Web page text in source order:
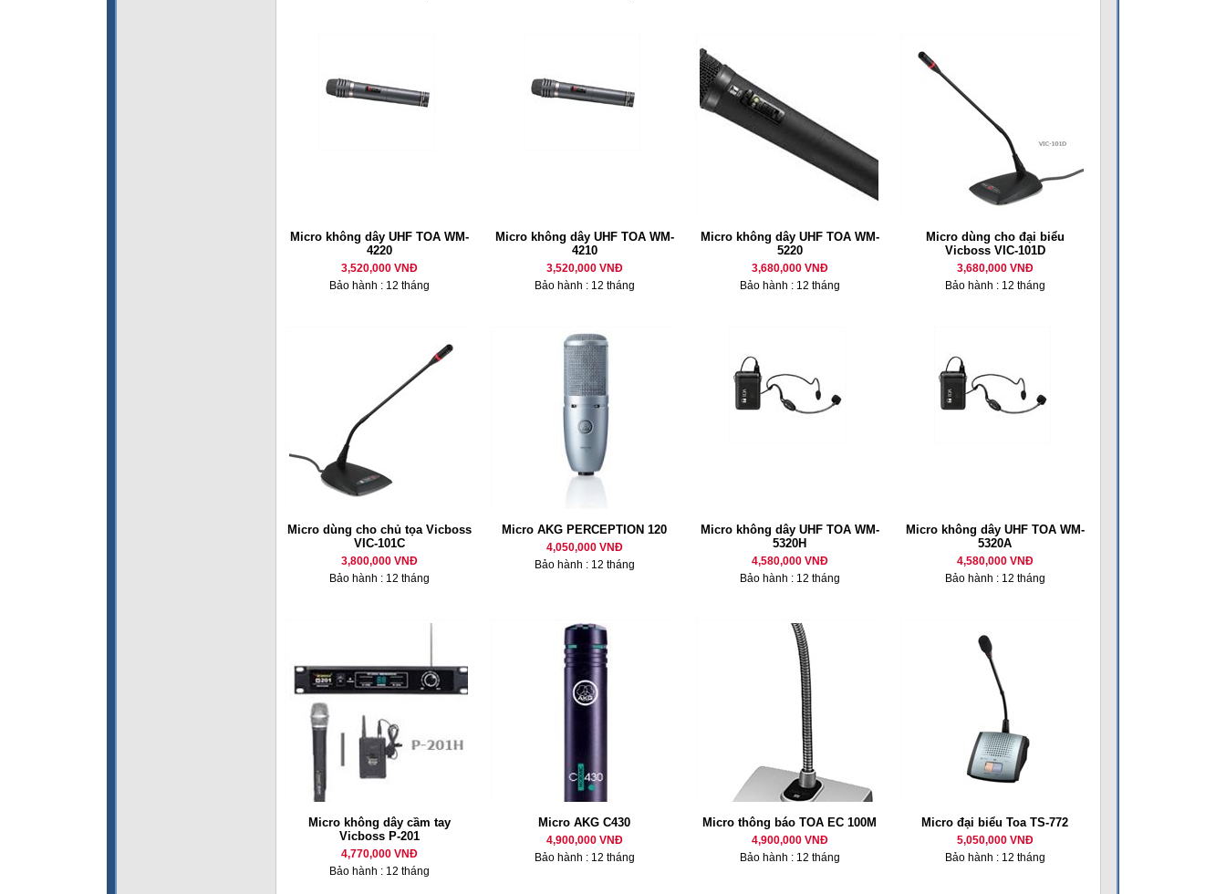
Micro không dây UHF TOA WM-
4220
3,520,000 VNĐ
Bảo hành : 12 tháng
Micro không dây UHF TOA WM-
4210
3,520,000 VNĐ
Bảo hành : 12 tháng
Micro không dây UHF TOA WM-
5220
3,680,000 VNĐ
Bảo hành : 12 tháng
Micro dùng cho đại biểu
Vicboss VIC-101D
3,680,000 VNĐ
Bảo hành : 12 tháng
Micro dùng cho chủ tọa Vicboss
VIC-101C
3,800,000 VNĐ
Bảo hành : 12 tháng
Micro AKG PERCEPTION 120
4,050,000 VNĐ
Bảo hành : 12 tháng
Micro không dây UHF TOA WM-
5320H
4,580,000 VNĐ
Bảo hành : 12 tháng
Micro không dây UHF TOA WM-
5320A
4,580,000 VNĐ
Bảo hành : 12 tháng
Micro không dây cầm tay
Vicboss P-201
4,770,000 VNĐ
Bảo hành : 12 tháng
Micro AKG C430
4,900,000 VNĐ
Bảo hành : 12 tháng
Micro thông báo TOA EC 100M
4,900,000 VNĐ
Bảo hành : 12 tháng
Micro đại biểu Toa TS-772
5,050,000 VNĐ
Bảo hành : 12 tháng